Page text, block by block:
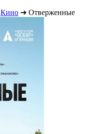
Кино ➔ Отверженные